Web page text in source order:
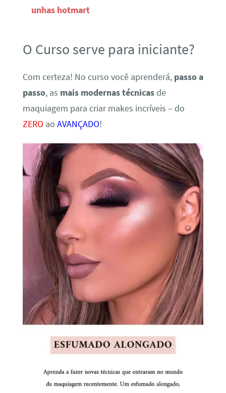
unhas hotmart
O Curso serve para iniciante?
Com certeza! No curso você aprenderá, passo a
passo, as mais modernas técnicasde
maquiagem para criar makes incríveis – do
ZERO ao AVANÇADO!